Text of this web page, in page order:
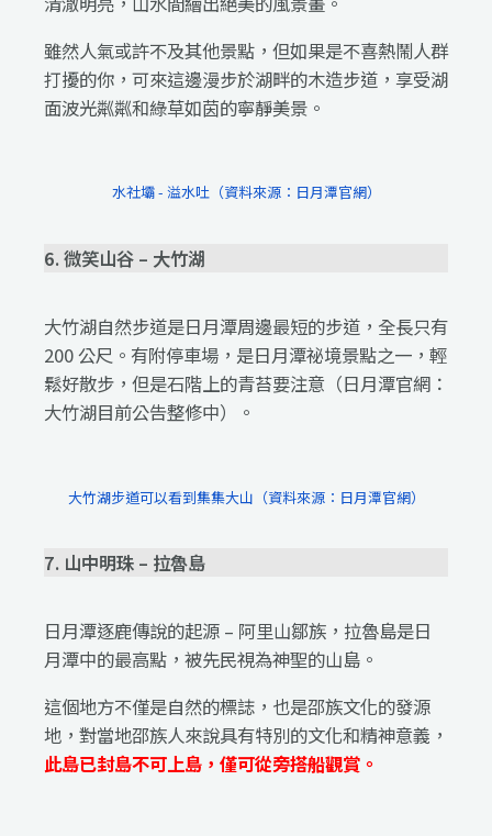
雖然人氣或許不及其他景點，但如果是不喜熱鬧人群
打擾的你，可來這邊漫步於湖畔的木造步道，享受湖
面波光粼粼和綠草如茵的寧靜美景。
水社壩 - 溢水吐（資料來源：日月潭官網）
6. 微笑山谷 – 大竹湖
大竹湖自然步道是日月潭周邊最短的步道，全長只有
200 公尺。有附停車場，是日月潭祕境景點之一，輕
鬆好散步，但是石階上的青苔要注意（日月潭官網：
大竹湖目前公告整修中）。
大竹湖步道可以看到集集大山（資料來源：日月潭官網）
7. 山中明珠 – 拉魯島
日月潭逐鹿傳說的起源 – 阿里山鄒族，拉魯島是日
月潭中的最高點，被先民視為神聖的山島。
這個地方不僅是自然的標誌，也是邵族文化的發源
地，對當地邵族人來說具有特別的文化和精神意義，
此島已封島不可上島，僅可從旁搭船觀賞。